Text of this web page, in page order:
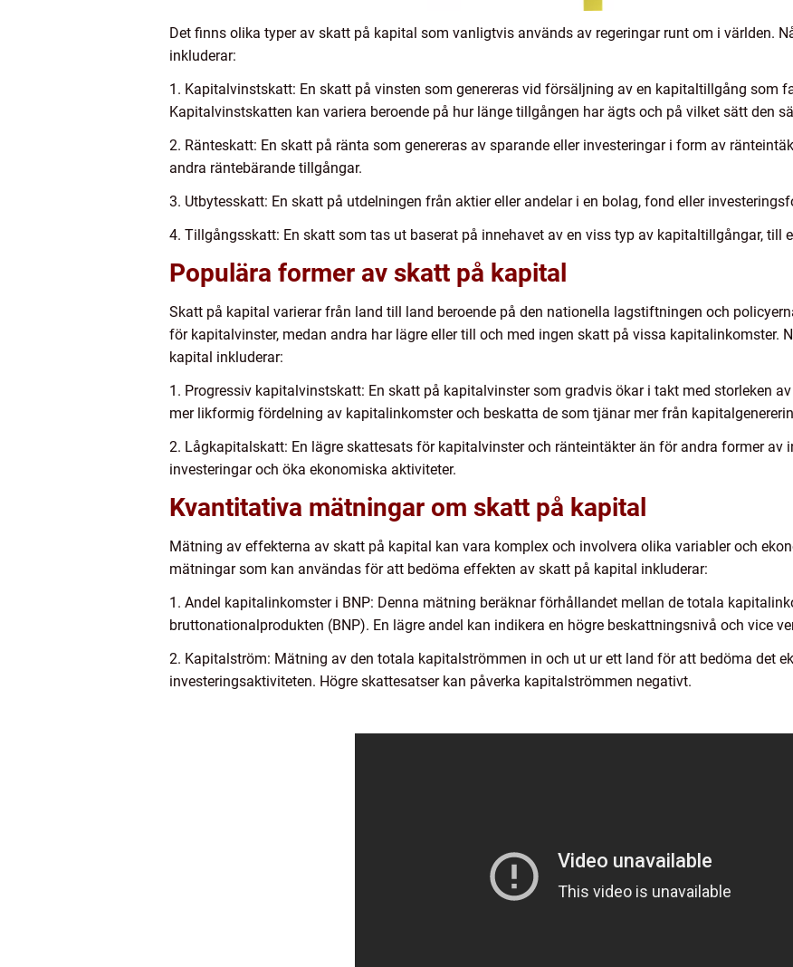
Det finns olika typer av skatt på kapital som vanligtvis används av regeringar runt om i världen.
inkluderar:
1. Kapitalvinstskatt: En skatt på vinsten som genereras vid försäljning av en kapitaltillgång som
Kapitalvinstskatten kan variera beroende på hur länge tillgången har ägts och på vilket sätt den
2. Ränteskatt: En skatt på ränta som genereras av sparande eller investeringar i form av
andra räntebärande tillgångar.
3. Utbytesskatt: En skatt på utdelningen från aktier eller andelar i en bolag, fond eller
4. Tillgångsskatt: En skatt som tas ut baserat på innehavet av en viss typ av kapitaltillgångar, till
Populära former av skatt på kapital
Skatt på kapital varierar från land till land beroende på den nationella lagstiftningen och
för kapitalvinster, medan andra har lägre eller till och med ingen skatt på vissa kapitalinkomster.
kapital inkluderar:
1. Progressiv kapitalvinstskatt: En skatt på kapitalvinster som gradvis ökar i takt med storleken
mer likformig fördelning av kapitalinkomster och beskatta de som tjänar mer från
2. Lågkapitalskatt: En lägre skattesats för kapitalvinster och ränteintäkter än för andra former av
investeringar och öka ekonomiska aktiviteter.
Kvantitativa mätningar om skatt på kapital
Mätning av effekterna av skatt på kapital kan vara komplex och involvera olika variabler och
mätningar som kan användas för att bedöma effekten av skatt på kapital inkluderar:
1. Andel kapitalinkomster i BNP: Denna mätning beräknar förhållandet mellan de totala
bruttonationalprodukten (BNP). En lägre andel kan indikera en högre beskattningsnivå och vice
2. Kapitalström: Mätning av den totala kapitalströmmen in och ut ur ett land för att bedöma det
investeringsaktiviteten. Högre skattesatser kan påverka kapitalströmmen negativt.